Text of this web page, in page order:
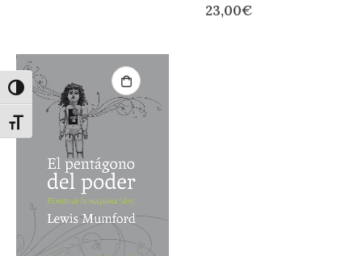
Alternar alto contraste
Alternar tamaño de letra
23,00€